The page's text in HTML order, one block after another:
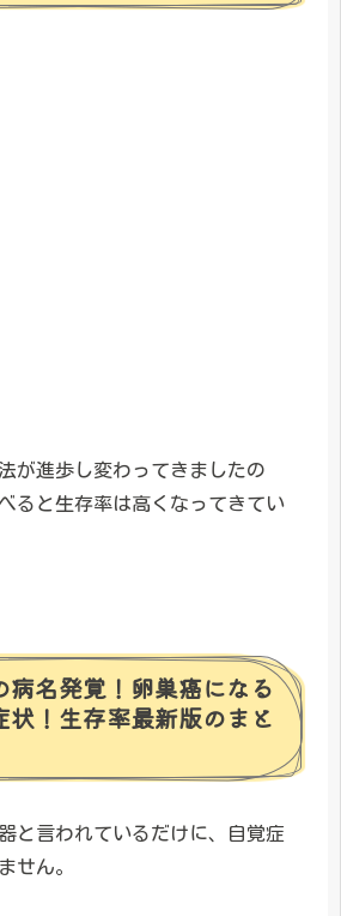
が進歩し変わってきましたの
ると生存率は高くなってきてい
病名発覚！卵巣癌になる
状！生存率最新版のまと
と言われているだけに、自覚症
せん。